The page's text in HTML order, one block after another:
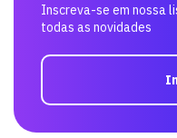
Inscreva-se em nossa
todas as novidades